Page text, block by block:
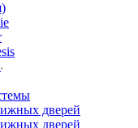
дверей
дверей